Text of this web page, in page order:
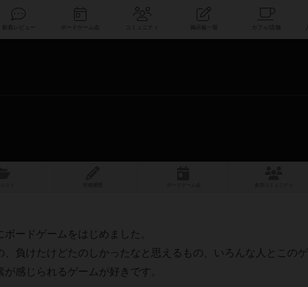
コミュニティ
ードゲームをはじめました。
負けたけどたのしかったなと思えるもの、いろんな人とこのゲ
感じられるゲームが好きです。